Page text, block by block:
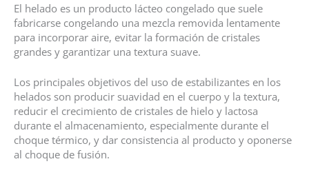
El helado es un producto lácteo congelado que suele
fabricarse congelando una mezcla removida lentamente
para incorporar aire, evitar la formación de cristales
grandes y garantizar una textura suave.
Los principales objetivos del uso de estabilizantes en los
helados son producir suavidad en el cuerpo y la textura,
reducir el crecimiento de cristales de hielo y lactosa
durante el almacenamiento, especialmente durante el
choque térmico, y dar consistencia al producto y oponerse
al choque de fusión.